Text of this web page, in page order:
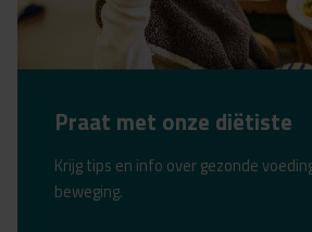
Praat met onze diëtiste
Krijg tips en info over gezonde
beweging.